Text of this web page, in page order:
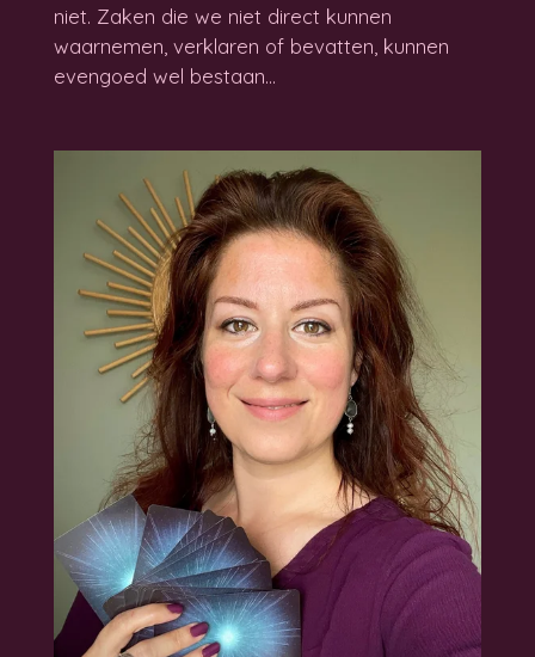
niet. Zaken die we niet direct kunnen
waarnemen, verklaren of bevatten, kunnen
evengoed wel bestaan...